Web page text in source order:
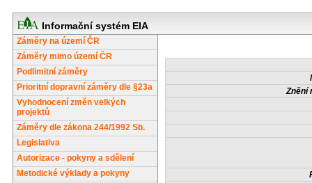
Informační systém EIA
Záměry na území ČR
Záměry mimo území ČR
Podlimitní záměry
Prioritní dopravní záměry dle §23a
Vyhodnocení změn velkých
projektů
Záměry dle zákona 244/1992 Sb.
Legislativa
Autorizace - pokyny a sdělení
Metodické výklady a pokyny
Znění